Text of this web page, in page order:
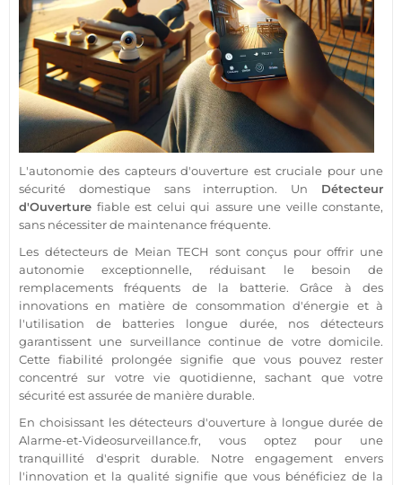
L'autonomie des capteurs d'ouverture est cruciale pour une
sécurité domestique sans interruption. Un Détecteur
d'Ouverture fiableest celui qui assure une veille constante,
sans nécessiter de maintenance fréquente.
Les détecteurs de Meian TECH sont conçus pour offrir une
autonomie exceptionnelle, réduisant le besoin de
remplacements fréquents de la batterie. Grâce à des
innovations en matière de consommation d'énergie et à
l'utilisation de batteries longue durée, nos détecteurs
garantissent une surveillancecontinue de votre domicile.
Cette fiabilité prolongée signifie que vous pouvez rester
concentré sur votre vie quotidienne, sachant que votre
sécuritéest assurée de manière durable.
En choisissant les détecteurs d'ouverture à longue durée de
Alarme-et-Videosurveillance.fr, vous optez pour une
tranquillité d'esprit durable. Notre engagement envers
l'innovation et la qualité signifie que vous bénéficiez de la